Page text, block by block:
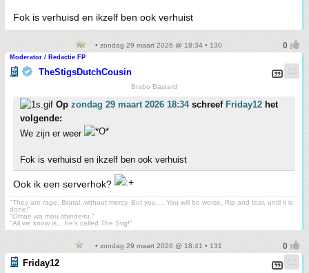
Fok is verhuisd en ikzelf ben ook verhuist
• zondag 29 maart 2026 @ 18:34 • 130
Moderator / Redactie FP
TheStigsDutchCousin
Brabo Bastard
Op zondag 29 maart 2026 18:34schreef Friday12 het
volgende:
We zijn er weer
Fok is verhuisd en ikzelf ben ook verhuist
Ook ik een serverhok?
"They are rage. Brutal, without mercy. But you.... You will be worse. Rip and tear, until it is
done!"
"Omae wa mou shindeiru."
"All we know is... he's called The Stig!"
• zondag 29 maart 2026 @ 18:41 • 131
Friday12